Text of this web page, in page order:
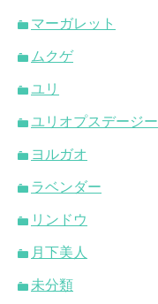
マーガレット
ムクゲ
ユリ
ユリオプスデージー
ヨルガオ
ラベンダー
リンドウ
月下美人
未分類